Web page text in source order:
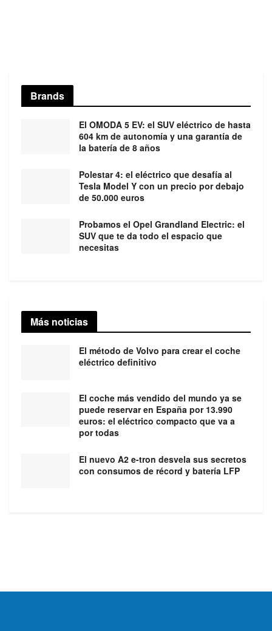
Brands
El OMODA 5 EV: el SUV eléctrico de hasta
604 km de autonomía y una garantía de
la batería de 8 años
Polestar 4: el eléctrico que desafía al
Tesla Model Y con un precio por debajo
de 50.000 euros
Probamos el Opel Grandland Electric: el
SUV que te da todo el espacio que
necesitas
Más noticias
El método de Volvo para crear el coche
eléctrico definitivo
El coche más vendido del mundo ya se
puede reservar en España por 13.990
euros: el eléctrico compacto que va a
por todas
El nuevo A2 e-tron desvela sus secretos
con consumos de récord y batería LFP